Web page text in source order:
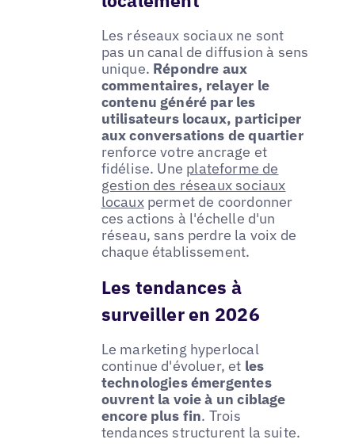
Les réseaux sociaux ne sont
pas un canal de diffusion à sens
unique. Répondre aux
commentaires, relayer le
contenu généré par les
utilisateurs locaux, participer
aux conversations de quartier
renforce votre ancrage et
fidélise. Une plateforme de
gestion des réseaux sociaux
locauxpermet de coordonner
ces actions à l'échelle d'un
réseau, sans perdre la voix de
chaque établissement.
Les tendances à
surveiller en 2026
Le marketing hyperlocal
continue d'évoluer, et les
technologies émergentes
ouvrent la voie à un ciblage
encore plus fin. Trois
tendances structurent la suite.